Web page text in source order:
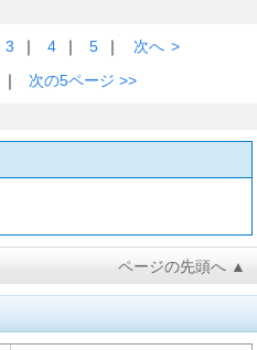
3 ｜ 4 ｜ 5 ｜ 次へ >
｜ 次の5ページ >>
ページの先頭へ ▲